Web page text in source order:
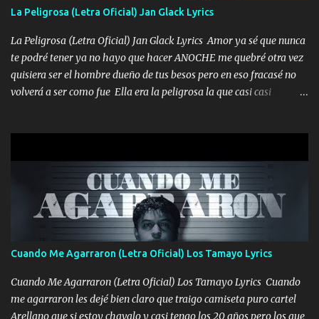
aunque ustedes no sepan Pero la vida es muy corta Hay que
echarle chingazos Y seguir trabajando porque nada es...
La Peligrosa (Letra Oficial) Jan Glack Lyrics
La Peligrosa (Letra Oficial) Jan Glack Lyrics Amor ya sé que nunca
te podré tener ya no hayo que hacer ANOCHE me quebré otra vez
quisiera ser el hombre dueño de tus besos pero en eso fracasé no
volverá a ser como fue Ella era la peligrosa la que casi casi
Música Amar me duele estoy rodeado de mujeres pero solo
quieren billetes y yo que solo ocupo verte Recuerdo echábamos
pasión en la troca tus labios besándome yo quitándote la ropa no
quiero que sea nunca con otra yo quiero llevarte a la Luna y si
quieres en ese momento te pido que seas mi esposa Chingada
madre no quiero dejar de tenerte no ayuda la p'uta loquera y al
chile quisiera ser menos de ti dependiente la pinche tristeza me
encierra princesa tu sabes que nunca saldras de mi mente Ella era
la peligro...
Cuando Me Agarraron (Letra Oficial) Los Tamayo Lyrics
Cuando Me Agarraron (Letra Oficial) Los Tamayo Lyrics Cuando
me agarraron les dejé bien claro que traigo camiseta puro cartel
Arellano que si estoy chavalo y casi tengo los 20 años pero los que